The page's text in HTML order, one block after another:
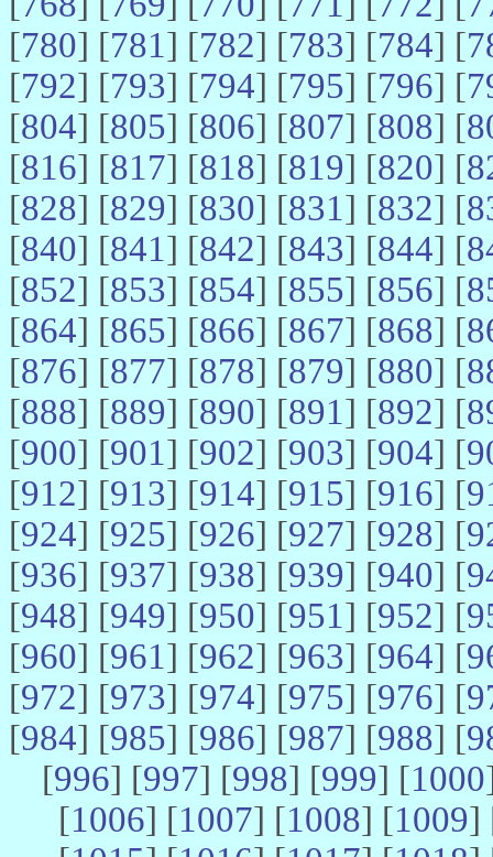
[780] [781] [782] [783] [784] [
[792] [793] [794] [795] [796] [
[804] [805] [806] [807] [808] [
[816] [817] [818] [819] [820] [
[828] [829] [830] [831] [832] [
[840] [841] [842] [843] [844] [
[852] [853] [854] [855] [856] [
[864] [865] [866] [867] [868] [
[876] [877] [878] [879] [880] [
[888] [889] [890] [891] [892] [
[900] [901] [902] [903] [904] [
[912] [913] [914] [915] [916] [
[924] [925] [926] [927] [928] [
[936] [937] [938] [939] [940] [
[948] [949] [950] [951] [952] [
[960] [961] [962] [963] [964] [
[972] [973] [974] [975] [976] [
[984] [985] [986] [987] [988] [
[996] [997] [998] [999] [1000
[1006] [1007] [1008] [1009]